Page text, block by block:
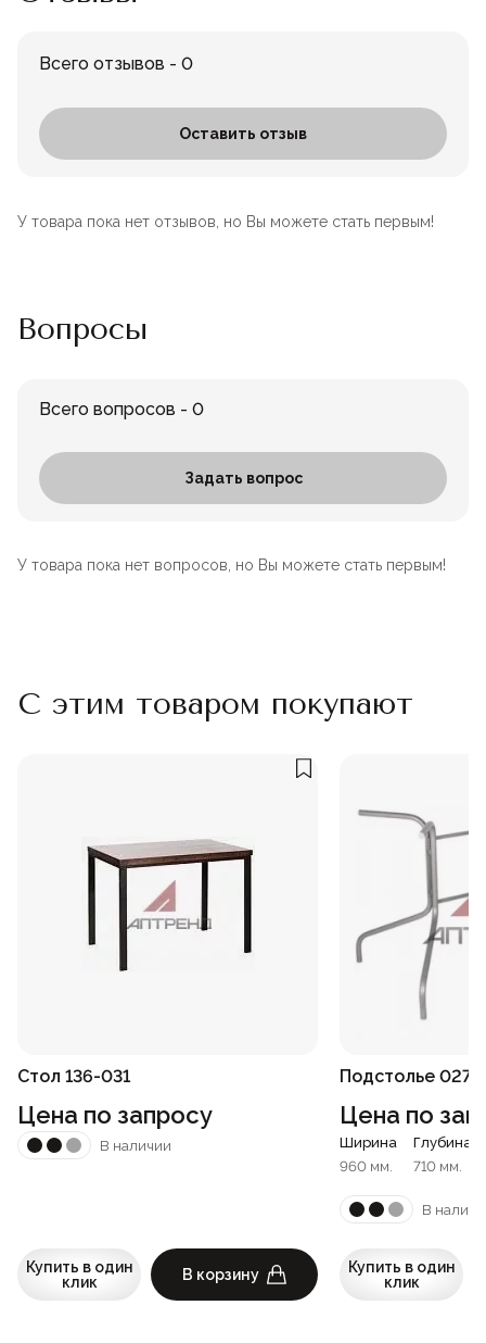
Всего отзывов - 0
Оставить отзыв
У товара пока нет отзывов, но Вы можете стать первым!
Вопросы
Всего вопросов - 0
Задать вопрос
У товара пока нет вопросов, но Вы можете стать первым!
С этим товаром покупают
Стол 136-031
Цена по запросу
В наличии
Купить в один
клик
В корзину
Подстолье 027-
Цена по
Ширина
960 мм.
Глубина
710 мм.
В
Купить в один
клик